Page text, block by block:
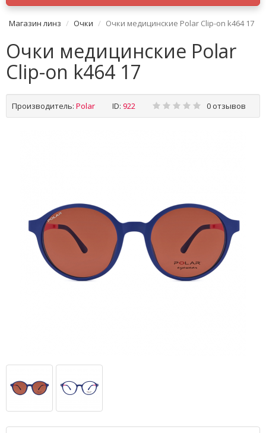
Магазин линз Очки Очки медицинские Polar Clip-on k464 17
Очки медицинские Polar
Clip-on k464 17
Производитель: Polar ID: 922 0 отзывов